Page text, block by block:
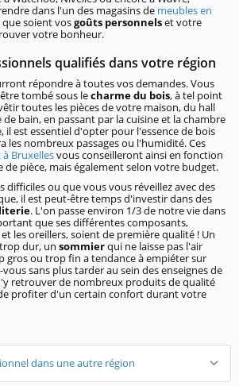
dans l'un des magasins de meubles en
que soient vosgoûts personnelset votre
votre bonheur.
qualifiés dans votre région
répondre à toutes vos demandes. Vous
tombé sous lecharme du bois, à tel point
toutes les pièces de votre maison, du hall
bain, en passant par la cuisine et la chambre
il est essentiel d'opter pour l'essence de bois
les nombreux passages ou l'humidité. Ces
Bruxellesvous conseilleront ainsi en fonction
de pièce, mais également selon votre budget.
difficiles ou que vous vous réveillez avec des
il est peut-être temps d'investir dans des
. L'on passe environ 1/3 de notre vie dans
que ses différentes composants,
les oreillers, soient de première qualité ! Un
dur, un sommierqui ne laisse pas l'air
gros ou trop fin a tendance à empiéter sur
sans plus tarder au sein des enseignes de
retrouver de nombreux produits de qualité
profiter d'un certain confort durant votre
dans une autre région